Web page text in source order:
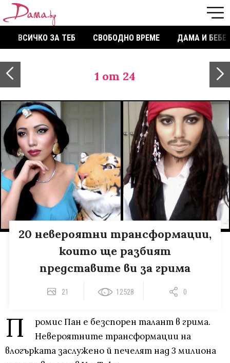
ВСИЧКО ЗА ТЕБ СВОБОДНО ВРЕМЕ ДАМА И БЕБЕ
1 от 24
20 невероятни трансформации,
които ще разбият
представите ви за грима
21 12528 0
П
ромис Пан е безспорен талант в грима.
Невероятните трансформации на
влогърката заслужено й печелят над 3 милиона